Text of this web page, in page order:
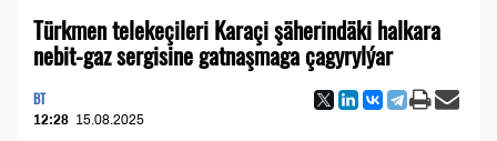
Türkmen telekeçileri Karaçi şäherindäki halkara
nebit-gaz sergisine gatnaşmaga çagyrylýar
BT
12:28 15.08.2025